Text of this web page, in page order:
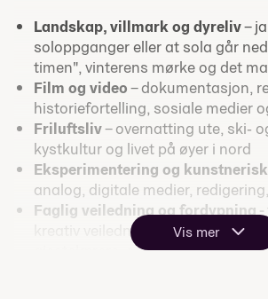
Landskap, villmark og dyreliv–
soloppganger eller at sola går
timen", vinterens mørke og det
Film og video– dokumentasjon,
historiefortelling, sosiale medier
Friluftsliv– overnatting ute, ski‑
kystkultur og livet på øyer i nord
Eksperimentering og
analog, digitale medier,
Faglig veiledning og fordypning -
kreativ veiledning fra lærere og
gjestelærere, egne prosjekter,
Vis mer